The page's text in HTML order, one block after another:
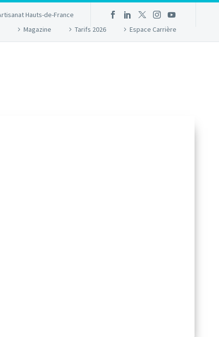
Hauts-de-France
Magazine
Tarifs 2026 Espace Carrière